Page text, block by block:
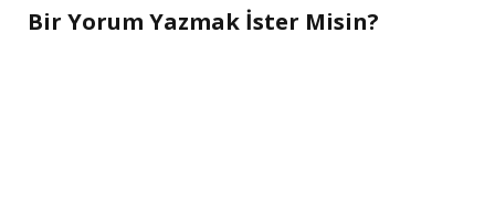
Bir Yorum Yazmak İster Misin?